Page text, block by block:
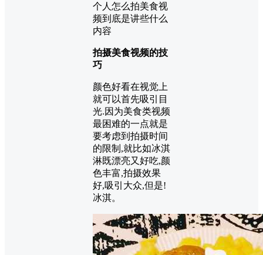
个人怎么拍美食视
频到底是讲些什么
内容
拍摄美食视频的技
巧
颜色好看在视觉上
就可以首先吸引目
光.因为美食类视频
最困难的一点就是
要考虑到拍摄时间
的限制,就比如冰淇
淋既漂亮又好吃,颜
色丰富,拍摄效果
好,吸引大众,但是!
冰淇。